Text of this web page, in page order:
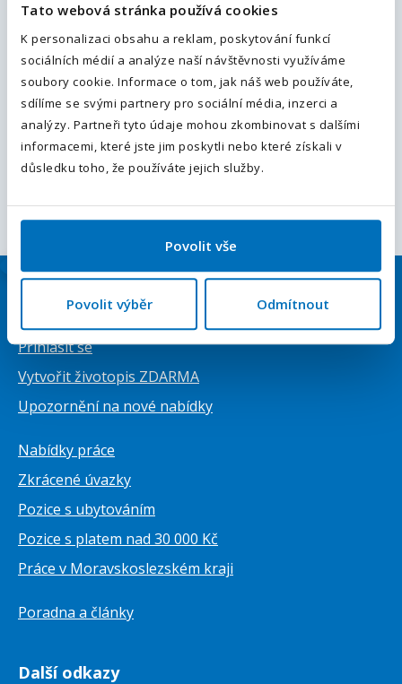
Tato webová stránka používá cookies
K personalizaci obsahu a reklam, poskytování funkcí
sociálních médií a analýze naší návštěvnosti využíváme
soubory cookie. Informace o tom, jak náš web používáte,
sdílíme se svými partnery pro sociální média, inzerci a
analýzy. Partneři tyto údaje mohou zkombinovat s dalšími
informacemi, které jste jim poskytli nebo které získali v
důsledku toho, že používáte jejich služby.
Povolit vše
Povolit výběr Odmítnout
Upřesněte své hledání
Přidejte typ úvazku
Plný úvazek(1)
Od 20 000 Kč / měsíc(1)Od 35 000 Kč / měsíc(1)
Váš telefon*
Předvolba
Odesláním souhlasíte sezpracováním osobních údajů.
Odeslat
Uchazeči
Přihlásit se
Vytvořit životopis ZDARMA
Upozornění na nové nabídky
Nabídky práce
Zkrácené úvazky
Pozice s ubytováním
Pozice s platem nad 30 000 Kč
Práce v Moravskoslezském kraji
Poradna a články
Další odkazy